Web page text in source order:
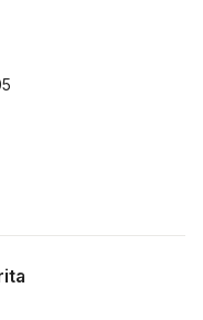
antal röster: